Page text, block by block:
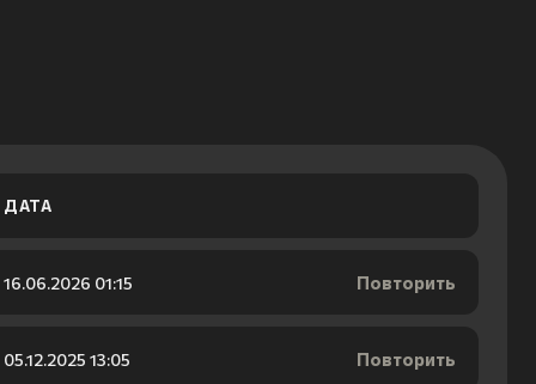
ДАТА
16.06.2026 01:15 Повторить
05.12.2025 13:05 Повторить